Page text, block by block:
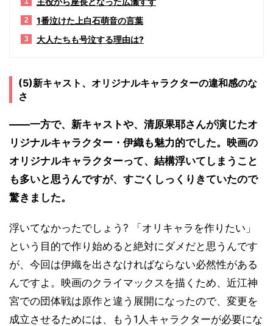
2 1番泣けた上白石萌音の言葉
3 大人たちも号泣する理由は?
(5)新キャスト、オリジナルキャラクターの違和感のな
さ
――一方で、新キャストや、清原果耶さんが演じたオ
リジナルキャラクター・伊織も魅力的でした。映画の
オリジナルキャラクターって、結構浮いてしまうこと
も多いと思うんですが、すごくしっくりきていたので
驚きました。
浮いてなかったでしょう? 「オリキャラを作りたい」
という目的で作り始めると絶対にダメだと思うんです
が、今回は伊織を出さなければならない必然性がある
んですよ。映画のクライマックスを描くため、近江神
宮での団体戦は原作と違う展開になったので、変更を
成立させるためには、もう1人キャラクターが必要にな